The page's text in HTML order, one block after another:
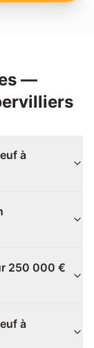
—
à
250 000 €
à